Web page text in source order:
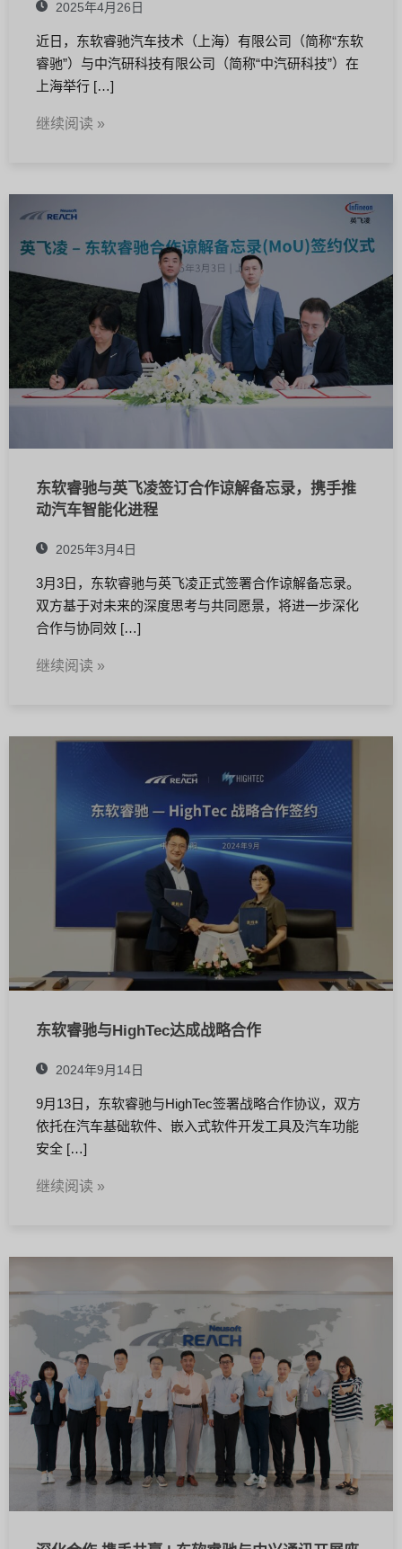
2025年4月26日
近日，东软睿驰汽车技术（上海）有限公司（简称“东软
睿驰”）与中汽研科技有限公司（简称“中汽研科技”）在
上海举行 […]
继续阅读 »
东软睿驰与英飞凌签订合作谅解备忘录，携手推
动汽车智能化进程
2025年3月4日
3月3日，东软睿驰与英飞凌正式签署合作谅解备忘录。
双方基于对未来的深度思考与共同愿景，将进一步深化
合作与协同效 […]
继续阅读 »
东软睿驰与HighTec达成战略合作
2024年9月14日
9月13日，东软睿驰与HighTec签署战略合作协议，双方
依托在汽车基础软件、嵌入式软件开发工具及汽车功能
安全 […]
继续阅读 »